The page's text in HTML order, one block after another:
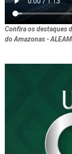
Confira os destaques
do Amazonas - ALEAM